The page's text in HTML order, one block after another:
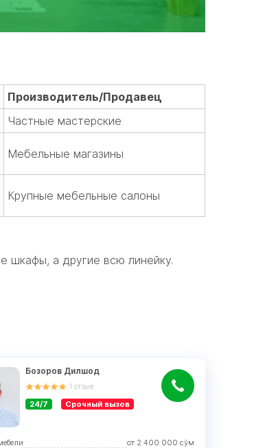
Производитель/Продавец
Частные мастерские
Мебельные магазины
Крупные мебельные салоны
шкафы, а другие всю линейку.
Бозоров Дилшод
1 отзыв
24/7 Срочный вызов
от 2 400 000 сўм